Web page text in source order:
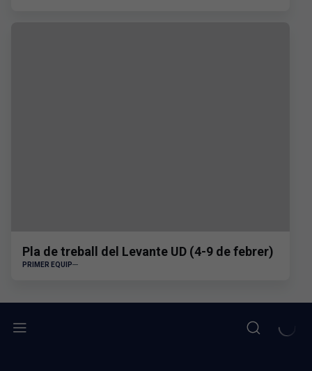
Pla de treball del Levante UD (4-9 de febrer)
PRIMER EQUIP